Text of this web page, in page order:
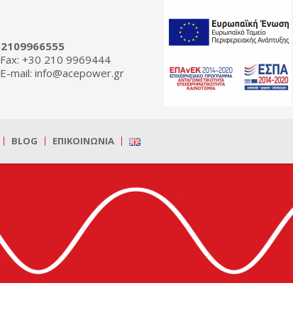
2109966555
Fax: +30 210 9969444
E-mail: info@acepower.gr
BLOG ΕΠΙΚΟΙΝΩΝΊΑ